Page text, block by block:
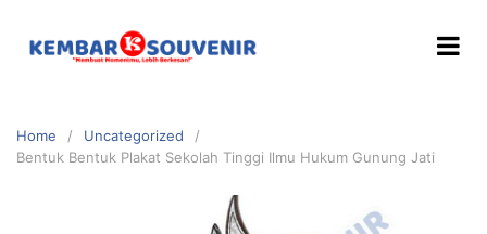
Home
Uncategorized
Bentuk Bentuk Plakat Sekolah Tinggi Ilmu Hukum Gunung Jati